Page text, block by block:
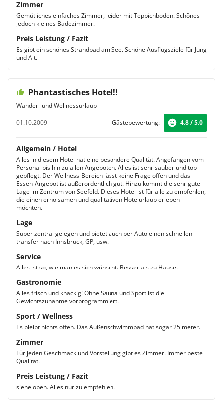
Zimmer
Gemütliches einfaches Zimmer, leider mit Teppichboden. Schönes
jedoch kleines Badezimmer.
Preis Leistung / Fazit
Es gibt ein schönes Strandbad am See. Schöne Ausflugsziele für Jung
und Alt.
Phantastisches Hotel!!
Wander- und Wellnessurlaub
01.10.2009
Gästebewertung: 4.8 / 5.0
Allgemein / Hotel
Alles in diesem Hotel hat eine besondere Qualität. Angefangen vom
Personal bis hin zu allen Angeboten. Alles ist sehr sauber und top
gepflegt. Der Wellness-Bereich lässt keine Frage offen und das
Essen-Angebot ist außerordentlich gut. Hinzu kommt die sehr gute
Lage im Zentrum von Seefeld. Dieses Hotel ist für alle zu empfehlen,
die einen erholsamen und qualitativen Hotelurlaub erleben
möchten.
Lage
Super zentral gelegen und bietet auch per Auto einen schnellen
transfer nach Innsbruck, GP, usw.
Service
Alles ist so, wie man es sich wünscht. Besser als zu Hause.
Gastronomie
Alles frisch und knackig! Ohne Sauna und Sport ist die
Gewichtszunahme vorprogrammiert.
Sport / Wellness
Es bleibt nichts offen. Das Außenschwimmbad hat sogar 25 meter.
Zimmer
Für jeden Geschmack und Vorstellung gibt es Zimmer. Immer beste
Qualität.
Preis Leistung / Fazit
siehe oben. Alles nur zu empfehlen.